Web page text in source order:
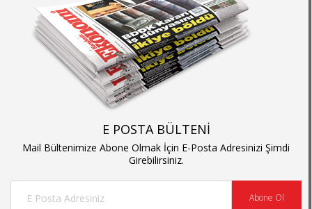
E POSTA BÜLTENİ
Mail Bültenimize Abone Olmak İçin E-Posta Adresinizi Şimdi
Girebilirsiniz.
Abone Ol